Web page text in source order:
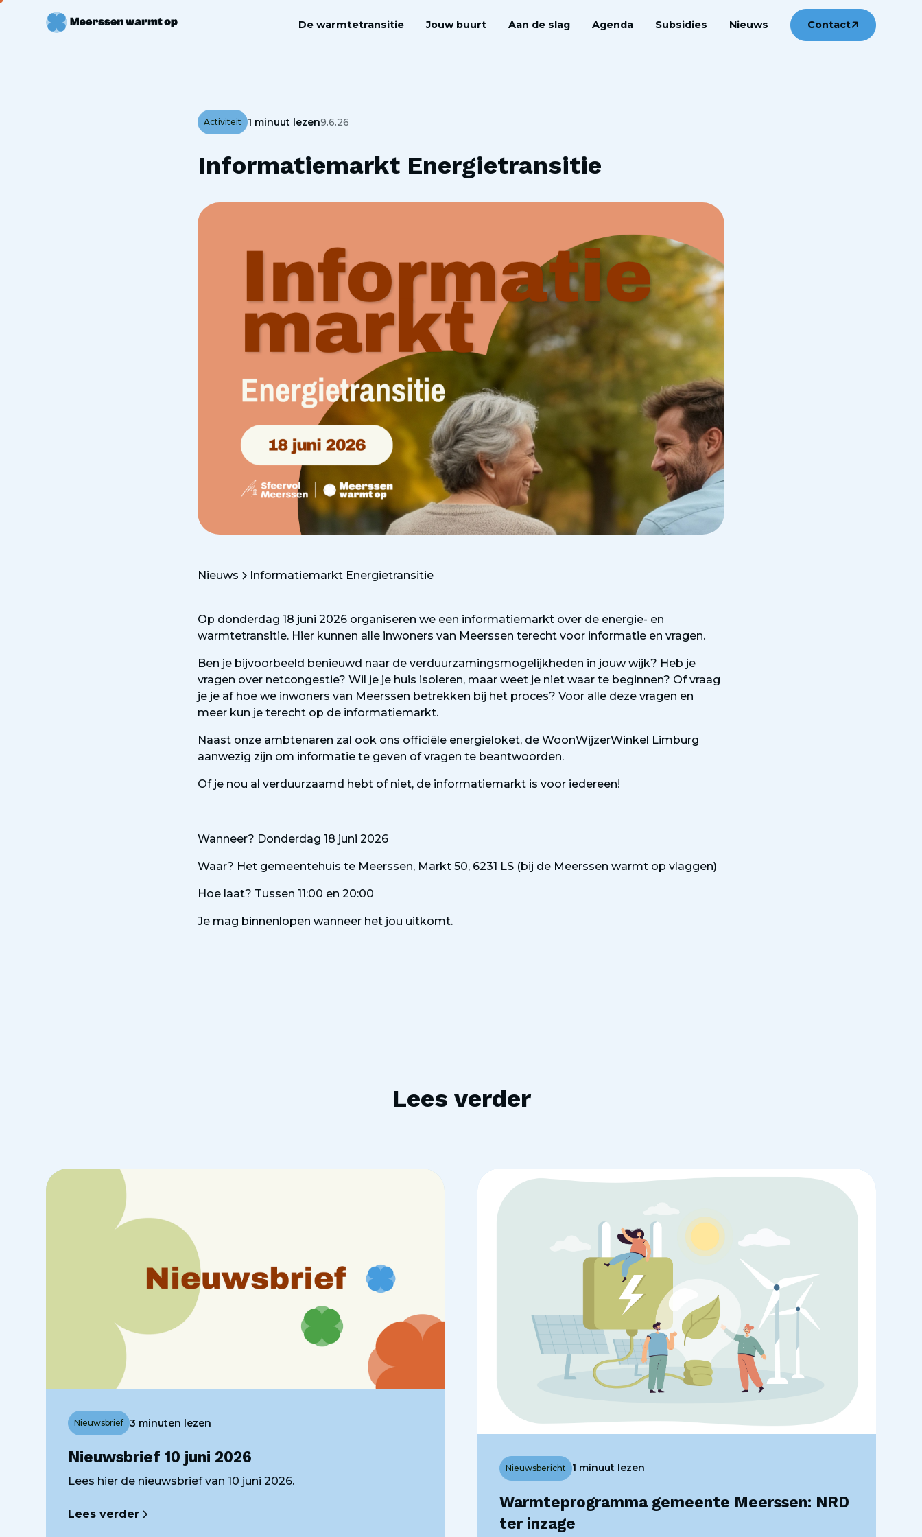
De warmtetransitie Jouw buurt Aan de slag Agenda Subsidies Nieuws Contact
Activiteit 1 minuut lezen9.6.26
Informatiemarkt Energietransitie
Nieuws Informatiemarkt Energietransitie
Op donderdag 18 juni 2026 organiseren we een informatiemarkt over de energie- en
warmtetransitie. Hier kunnen alle inwoners van Meerssen terecht voor informatie en vragen.
Ben je bijvoorbeeld benieuwd naar de verduurzamingsmogelijkheden in jouw wijk? Heb je
vragen over netcongestie? Wil je je huis isoleren, maar weet je niet waar te beginnen? Of vraag
je je af hoe we inwoners van Meerssen betrekken bij het proces? Voor alle deze vragen en
meer kun je terecht op de informatiemarkt.
Naast onze ambtenaren zal ook ons officiële energieloket, de WoonWijzerWinkel Limburg
aanwezig zijn om informatie te geven of vragen te beantwoorden.
Of je nou al verduurzaamd hebt of niet, de informatiemarkt is voor iedereen!
Wanneer? Donderdag 18 juni 2026
Waar? Het gemeentehuis te Meerssen, Markt 50, 6231 LS (bij de Meerssen warmt op vlaggen)
Hoe laat? Tussen 11:00 en 20:00
Je mag binnenlopen wanneer het jou uitkomt.
Lees verder
Nieuwsbrief 10 juni 2026
Nieuwsbrief 3 minuten lezen
Lees hier de nieuwsbrief van 10 juni 2026.
Lees verder
Warmteprogramma gemeente Meerssen: NRD
ter inzage
Nieuwsbericht 1 minuut lezen